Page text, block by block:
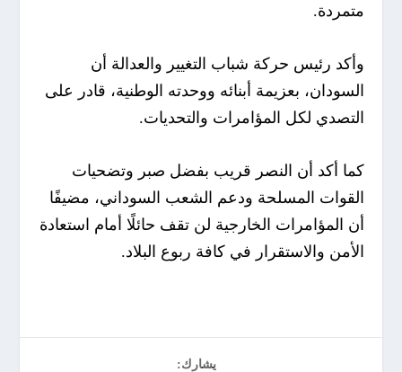
متمردة.
وأكد رئيس حركة شباب التغيير والعدالة أن
السودان، بعزيمة أبنائه ووحدته الوطنية، قادر على
التصدي لكل المؤامرات والتحديات.
كما أكد أن النصر قريب بفضل صبر وتضحيات
القوات المسلحة ودعم الشعب السوداني، مضيفًا
أن المؤامرات الخارجية لن تقف حائلًا أمام استعادة
الأمن والاستقرار في كافة ربوع البلاد.
يشارك: